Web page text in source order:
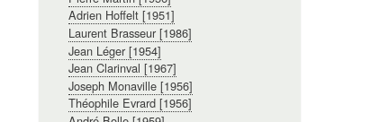
Adrien Hoffelt [1951]
Laurent Brasseur [1986]
Jean Léger [1954]
Jean Clarinval [1967]
Joseph Monaville [1956]
Théophile Evrard [1956]